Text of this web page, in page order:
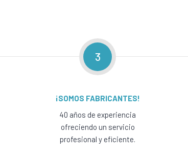
3
¡SOMOS FABRICANTES!
40 años de experiencia
ofreciendo un servicio
profesional y eficiente.